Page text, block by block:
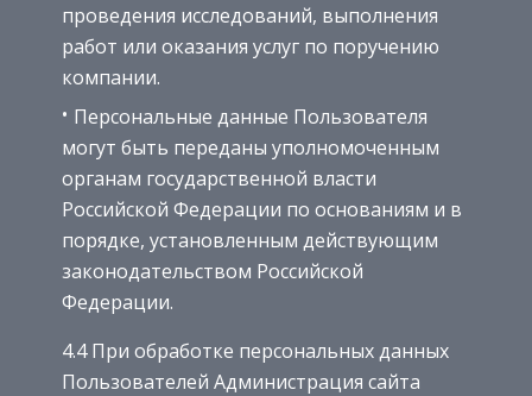
проведения исследований, выполнения
работ или оказания услуг по поручению
компании.
Персональные данные Пользователя
могут быть переданы уполномоченным
органам государственной власти
Российской Федерации по основаниям и в
порядке, установленным действующим
законодательством Российской
Федерации.
4.4 При обработке персональных данных
Пользователей Администрация сайта